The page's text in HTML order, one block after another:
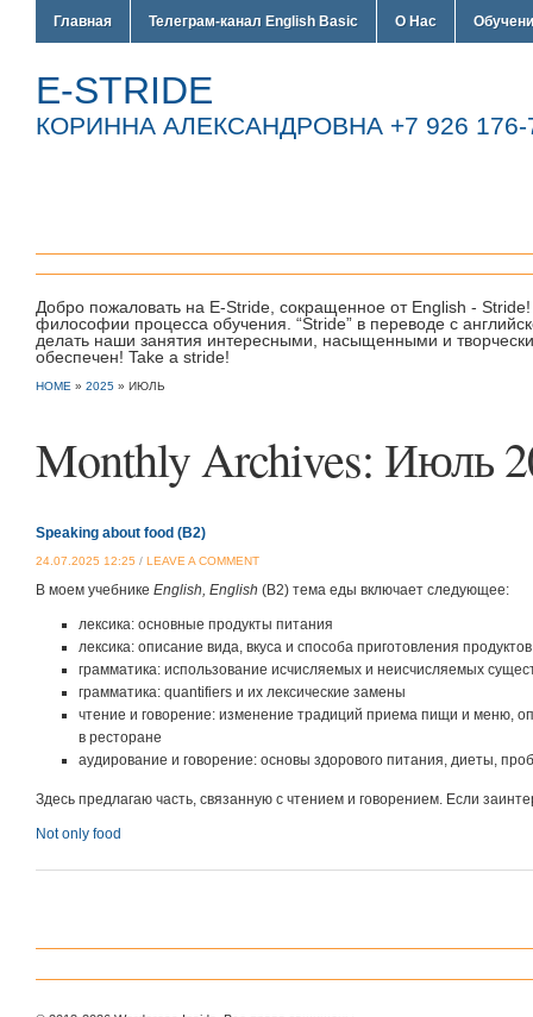
Главная Телеграм-канал English Basic О Нас
E-STRIDE
КОРИННА АЛЕКСАНДРОВНА +7 926
Добро пожаловать на E-Stride, сокращенное от English -
философии процесса обучения. “Stride” в переводе с
делать наши занятия интересными, насыщенными и
обеспечен! Take a stride!
HOME » 2025 » ИЮЛЬ
Monthly Archives: Июль
Speaking about food (B2)
24.07.2025 12:25 / LEAVE A COMMENT
В моем учебнике English, English (В2) тема еды включает следующее:
лексика: основные продукты питания
лексика: описание вида, вкуса и способа приготовления продуктов
грамматика: использование исчисляемых и неисчисляемых
грамматика: quantifiers и их лексические замены
чтение и говорение: изменение традиций приема пищи и меню,
в ресторане
аудирование и говорение: основы здорового питания, диеты,
Здесь предлагаю часть, связанную с чтением и говорением. Если
Not only food